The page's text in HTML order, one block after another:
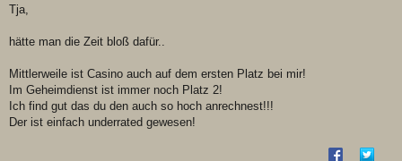
i
a
Tja,
hätte man die Zeit bloß dafür..
Mittlerweile ist Casino auch auf dem ersten Platz bei mir!
Im Geheimdienst ist immer noch Platz 2!
Ich find gut das du den auch so hoch anrechnest!!!
Der ist einfach underrated gewesen!